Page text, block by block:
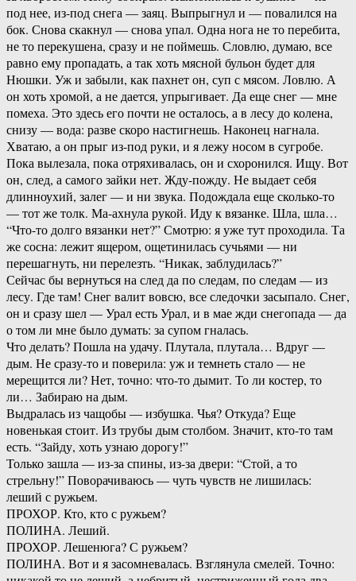
под нее, из-под снега — заяц. Выпрыгнул и — повалился на
бок. Снова скакнул — снова упал. Одна нога не то перебита,
не то перекушена, сразу и не поймешь. Словлю, думаю, все
равно ему пропадать, а так хоть мясной бульон будет для
Нюшки. Уж и забыли, как пахнет он, суп с мясом. Ловлю. А
он хоть хромой, а не дается, упрыгивает. Да еще снег — мне
помеха. Это здесь его почти не осталось, а в лесу до колена,
снизу — вода: разве скоро настигнешь. Наконец нагнала.
Хватаю, а он прыг из-под руки, и я лежу носом в сугробе.
Пока вылезала, пока отряхивалась, он и схоронился. Ищу. Вот
он, след, а самого зайки нет. Жду-пожду. Не выдает себя
длинноухий, залег — и ни звука. Подождала еще сколько-то
— тот же толк. Ма-ахнула рукой. Иду к вязанке. Шла, шла…
“Что-то долго вязанки нет?” Смотрю: я уже тут проходила. Та
же сосна: лежит ящером, ощетинилась сучьями — ни
перешагнуть, ни перелезть. “Никак, заблудилась?”
Сейчас бы вернуться на след да по следам, по следам — из
лесу. Где там! Снег валит вовсю, все следочки засыпало. Снег,
он и сразу шел — Урал есть Урал, и в мае жди снегопада — да
о том ли мне было думать: за супом гналась.
Что делать? Пошла на удачу. Плутала, плутала… Вдруг —
дым. Не сразу-то и поверила: уж и темнеть стало — не
мерещится ли? Нет, точно: что-то дымит. То ли костер, то
ли… Забираю на дым.
Выдралась из чащобы — избушка. Чья? Откуда? Еще
новенькая стоит. Из трубы дым столбом. Значит, кто-то там
есть. “Зайду, хоть узнаю дорогу!”
Только зашла — из-за спины, из-за двери: “Стой, а то
стрельну!” Поворачиваюсь — чуть чувств не лишилась:
леший с ружьем.
ПРОХОР. Кто, кто с ружьем?
ПОЛИНА. Леший.
ПРОХОР. Лешенюга? С ружьем?
ПОЛИНА. Вот и я засомневалась. Взглянула смелей. Точно: